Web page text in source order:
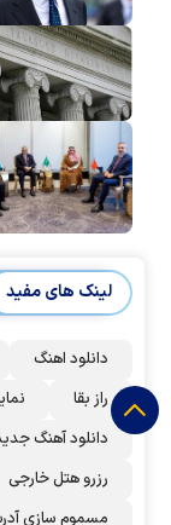
لینک های مفید
دانلود اهنگ
راز بقا
دانلود آهنگ
رزرو هتل خارجی
مسموم سازی